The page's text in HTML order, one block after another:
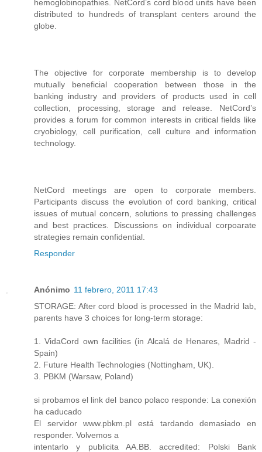
hemoglobinopathies. NetCord’s cord blood units have been
distributed to hundreds of transplant centers around the
globe.
The objective for corporate membership is to develop
mutually beneficial cooperation between those in the
banking industry and providers of products used in cell
collection, processing, storage and release. NetCord’s
provides a forum for common interests in critical fields like
cryobiology, cell purification, cell culture and information
technology.
NetCord meetings are open to corporate members.
Participants discuss the evolution of cord banking, critical
issues of mutual concern, solutions to pressing challenges
and best practices. Discussions on individual corpoarate
strategies remain confidential.
Responder
Anónimo 11 febrero, 2011 17:43
STORAGE: After cord blood is processed in the Madrid lab,
parents have 3 choices for long-term storage:
1. VidaCord own facilities (in Alcalá de Henares, Madrid -
Spain)
2. Future Health Technologies (Nottingham, UK).
3. PBKM (Warsaw, Poland)
si probamos el link del banco polaco responde: La conexión
ha caducado
El servidor www.pbkm.pl está tardando demasiado en
responder. Volvemos a
intentarlo y publicita AA.BB. accredited: Polski Bank